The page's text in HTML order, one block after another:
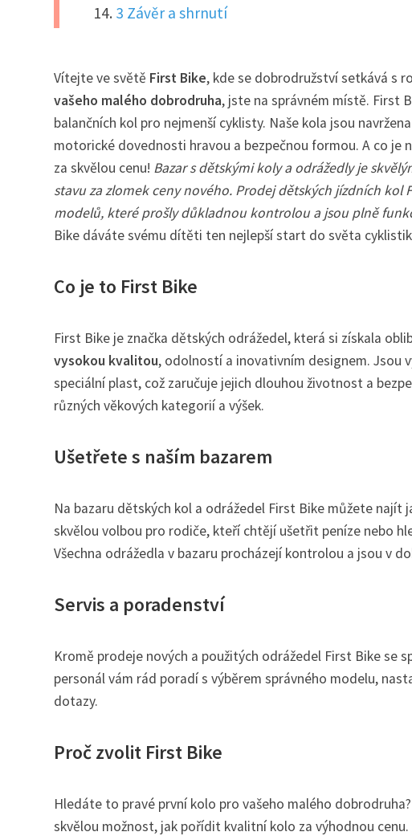
3 Závěr a shrnutí
Vítejte ve světě First Bike, kde se dobrodružství setkává s
vašeho malého dobrodruha, jste na správném místě. First
balančních kol pro nejmenší cyklisty. Naše kola jsou
motorické dovednosti hravou a bezpečnou formou. A co je
za skvělou cenu! Bazar s dětskými koly a odrážedly je
stavu za zlomek ceny nového. Prodej dětských jízdních
modelů, které prošly důkladnou kontrolou a jsou plně
Bike dáváte svému dítěti ten nejlepší start do světa
Co je to First Bike
First Bike je značka dětských odrážedel, která si získala
vysokou kvalitou, odolností a inovativním designem. Jsou
speciální plast, což zaručuje jejich dlouhou životnost a
různých věkových kategorií a výšek.
Ušetřete s naším bazarem
Na bazaru dětských kol a odrážedel First Bike můžete najít
skvělou volbou pro rodiče, kteří chtějí ušetřit peníze nebo
Všechna odrážedla v bazaru procházejí kontrolou a jsou v
Servis a poradenství
Kromě prodeje nových a použitých odrážedel First Bike se
personál vám rád poradí s výběrem správného modelu,
dotazy.
Proč zvolit First Bike
Hledáte to pravé první kolo pro vašeho malého
skvělou možnost, jak pořídit kvalitní kolo za výhodnou